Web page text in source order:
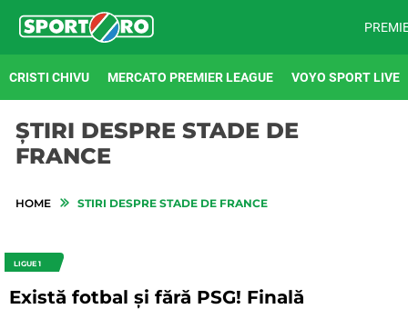
CRISTI CHIVU MERCATO PREMIER LEAGUE VOYO SPORT LIVE
ȘTIRI DESPRE STADE DE
FRANCE
HOME STIRI DESPRE STADE DE FRANCE
LIGUE 1
Există fotbal și fără PSG! Finală